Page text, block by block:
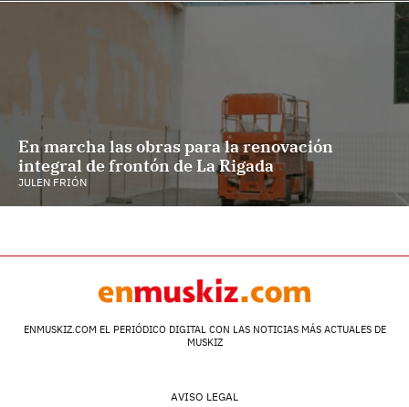
En marcha las obras para la renovación
integral de frontón de La Rigada
JULEN FRIÓN
ENMUSKIZ.COM EL PERIÓDICO DIGITAL CON LAS NOTICIAS MÁS ACTUALES DE
MUSKIZ
AVISO LEGAL